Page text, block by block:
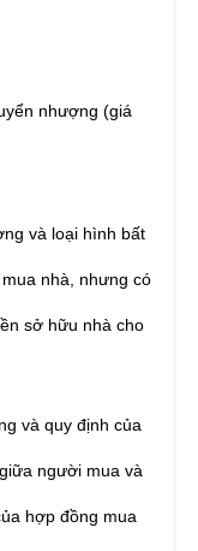
nhượng (giá
và loại hình bất
nhà, nhưng có
sở hữu nhà cho
và quy định của
người mua và
hợp đồng mua